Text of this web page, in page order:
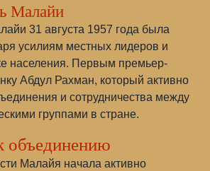
Малайи
31 августа 1957 года была
усилиям местных лидеров и
населения. Первым премьер-
Абдул Рахман, который активно
и сотрудничества между
группами в стране.
объединению
Малайя начала активно